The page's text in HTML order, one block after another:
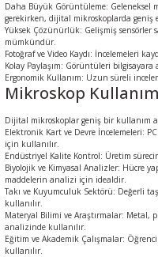
Daha Büyük Görüntüleme: Geleneksel
gerekirken, dijital mikroskoplarda
Yüksek Çözünürlük: Gelişmiş sensörler
mümkündür.
Fotoğraf ve Video Kaydı: İncelemeleri
Kolay Paylaşım: Görüntüleri
Ergonomik Kullanım: Uzun süreli
Mikroskop
Dijital mikroskoplar geniş bir kullanım
Elektronik Kart ve Devre İncelemeleri:
için kullanılır.
Endüstriyel Kalite Kontrol: Üretim
Biyolojik ve Kimyasal Analizler: Hücre
maddelerin analizi için idealdir.
Takı ve Kuyumculuk Sektörü: Değerli
kullanılır.
Materyal Bilimi ve Araştırmalar: Metal,
analizinde kullanılır.
Eğitim ve Akademik Çalışmalar:
kullanılır.